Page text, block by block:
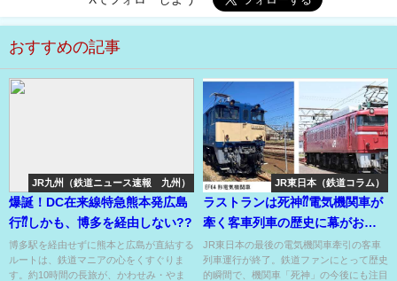
おすすめの記事
JR九州（鉄道ニュース速報 九州）
爆誕！DC在来線特急熊本発広島
行⁇しかも、博多を経由しない??
博多駅を経由せずに熊本と広島が直結する
ルートは、鉄道マニアの心をくすぐりま
す。約10時間の長旅が、かわせみ・やま
JR東日本（鉄道コラム）
ラストランは死神⁇電気機関車が
牽く客車列車の歴史に幕がおり
た！
JR東日本の最後の電気機関車牽引の客車
列車運行が終了。鉄道ファンにとって歴史
的瞬間で、機関車「死神」の今後にも注目